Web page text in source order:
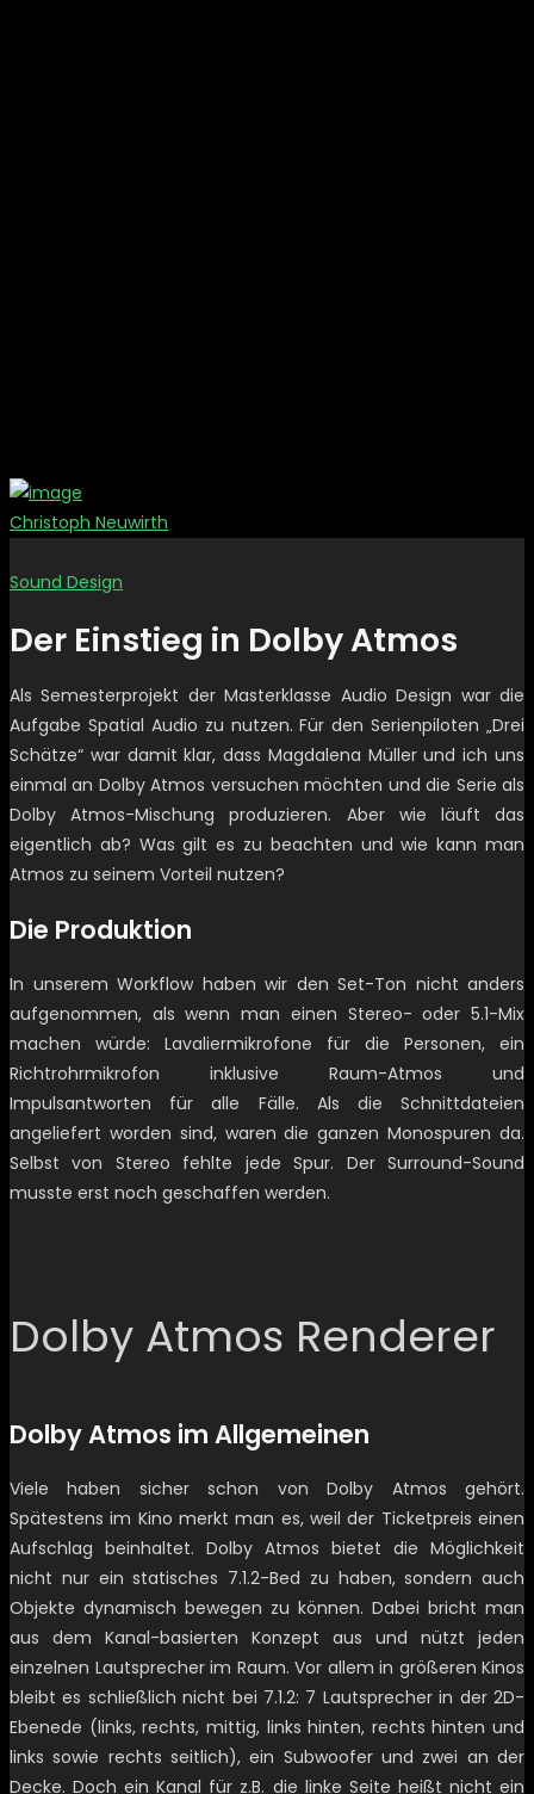
Christoph Neuwirth
Sound Design
Der Einstieg in Dolby Atmos
Als Semesterprojekt der Masterklasse Audio Design war die
Aufgabe Spatial Audio zu nutzen. Für den Serienpiloten „Drei
Schätze“ war damit klar, dass Magdalena Müller und ich uns
einmal an Dolby Atmos versuchen möchten und die Serie als
Dolby Atmos-Mischung produzieren. Aber wie läuft das
eigentlich ab? Was gilt es zu beachten und wie kann man
Atmos zu seinem Vorteil nutzen?
Die Produktion
In unserem Workflow haben wir den Set-Ton nicht anders
aufgenommen, als wenn man einen Stereo- oder 5.1-Mix
machen würde: Lavaliermikrofone für die Personen, ein
Richtrohrmikrofon inklusive Raum-Atmos und
Impulsantworten für alle Fälle. Als die Schnittdateien
angeliefert worden sind, waren die ganzen Monospuren da.
Selbst von Stereo fehlte jede Spur. Der Surround-Sound
musste erst noch geschaffen werden.
Dolby Atmos Renderer
Dolby Atmos im Allgemeinen
Viele haben sicher schon von Dolby Atmos gehört.
Spätestens im Kino merkt man es, weil der Ticketpreis einen
Aufschlag beinhaltet. Dolby Atmos bietet die Möglichkeit
nicht nur ein statisches 7.1.2-Bed zu haben, sondern auch
Objekte dynamisch bewegen zu können. Dabei bricht man
aus dem Kanal-basierten Konzept aus und nützt jeden
einzelnen Lautsprecher im Raum. Vor allem in größeren Kinos
bleibt es schließlich nicht bei 7.1.2: 7 Lautsprecher in der 2D-
Ebenede (links, rechts, mittig, links hinten, rechts hinten und
links sowie rechts seitlich), ein Subwoofer und zwei an der
Decke. Doch ein Kanal für z.B. die linke Seite heißt nicht ein